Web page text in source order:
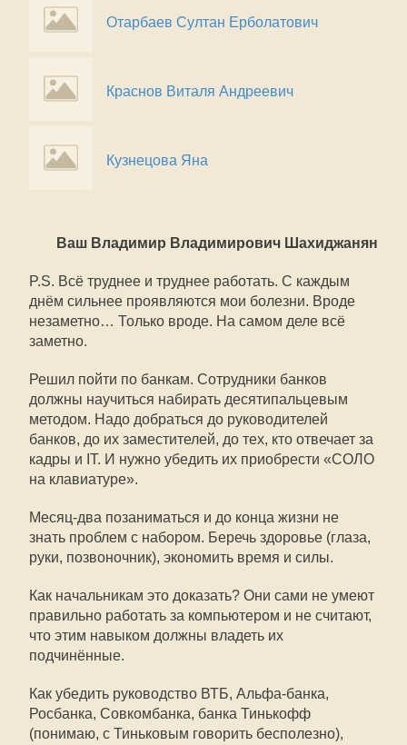
Отарбаев Султан Ерболатович
Краснов Виталя Андреевич
Кузнецова Яна
Ваш Владимир Владимирович Шахиджанян
P.S. Всё труднее и труднее работать. С каждым
днём сильнее проявляются мои болезни. Вроде
незаметно… Только вроде. На самом деле всё
заметно.
Решил пойти по банкам. Сотрудники банков
должны научиться набирать десятипальцевым
методом. Надо добраться до руководителей
банков, до их заместителей, до тех, кто отвечает за
кадры и IT. И нужно убедить их приобрести «СОЛО
на клавиатуре».
Месяц-два позаниматься и до конца жизни не
знать проблем с набором. Беречь здоровье (глаза,
руки, позвоночник), экономить время и силы.
Как начальникам это доказать? Они сами не умеют
правильно работать за компьютером и не считают,
что этим навыком должны владеть их
подчинённые.
Как убедить руководство ВТБ, Альфа-банка,
Росбанка, Совкомбанка, банка Тинькофф
(понимаю, с Тиньковым говорить бесполезно),